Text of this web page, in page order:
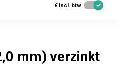
€ Incl. btw
mm) verzinkt